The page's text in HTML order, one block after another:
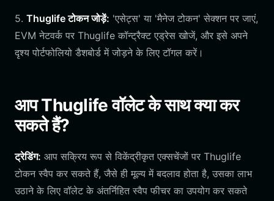
5. Thuglife टोकन जोड़ें: 'एसेट्स' या 'मैनेज टोकन' सेक्शन पर जाएं,
EVM नेटवर्क पर Thuglife कॉन्ट्रैक्ट एड्रेस खोजें, और इसे अपने
दृश्य पोर्टफोलियो डैशबोर्ड में जोड़ने के लिए टॉगल करें।
आप Thuglife वॉलेट के साथ क्या कर
सकते हैं?
ट्रेडिंग: आप सक्रिय रूप से विकेंद्रीकृत एक्सचेंजों पर Thuglife
टोकन स्वैप कर सकते हैं, जैसे ही मूल्य में बदलाव होता है, उसका लाभ
उठाने के लिए वॉलेट के अंतर्निहित स्वैप फीचर का उपयोग कर सकते